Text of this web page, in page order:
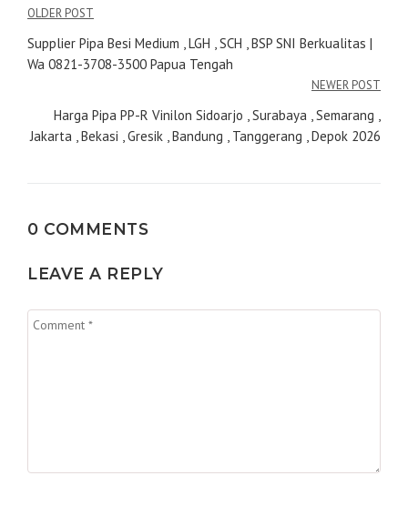
Navigasi
pos
OLDER POST
Supplier Pipa Besi Medium , LGH , SCH , BSP SNI Berkualitas |
Wa 0821-3708-3500 Papua Tengah
NEWER POST
Harga Pipa PP-R Vinilon Sidoarjo , Surabaya , Semarang ,
Jakarta , Bekasi , Gresik , Bandung , Tanggerang , Depok 2026
0 COMMENTS
LEAVE A REPLY